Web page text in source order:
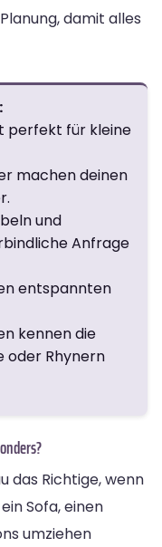
damit alles
perfekt für kleine
machen deinen
und
Anfrage
entspannten
kennen die
oder Rhynern
das Richtige, wenn
Sofa, einen
umziehen